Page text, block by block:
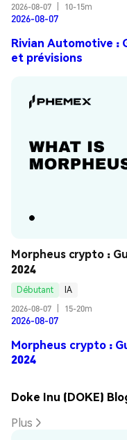
2026-08-07
10-15m
2026-08-07
Rivian Automotive :
et prévisions
Morpheus crypto :
2024
Débutant
IA
2026-08-07
15-20m
2026-08-07
Morpheus crypto :
2024
Doke Inu (DOKE)
Plus